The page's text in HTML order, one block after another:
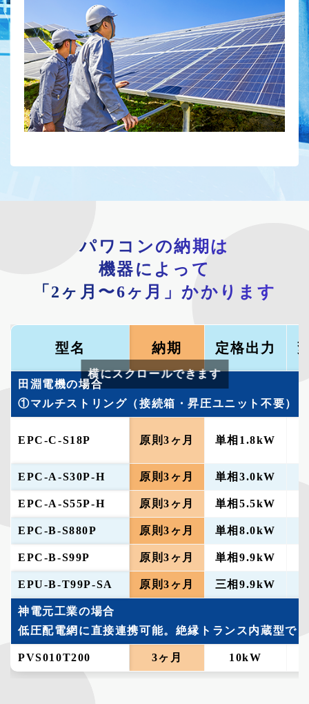
パワコンの納期は
機器によって
「2ヶ月〜6ヶ月」かかります
型名 納期 定格出力
田淵電機の場合
①マルチストリング（接続箱・昇圧ユニット不要）
EPC-C-S18P 原則3ヶ月 単相1.8kW
EPC-A-S30P-H 原則3ヶ月 単相3.0kW
EPC-A-S55P-H 原則3ヶ月 単相5.5kW
EPC-B-S880P 原則3ヶ月 単相8.0kW
EPC-B-S99P 原則3ヶ月 単相9.9kW
EPU-B-T99P-SA 原則3ヶ月 三相9.9kW
神電元工業の場合
低圧配電網に直接連携可能。絶縁トランス内蔵型で
PVS010T200 3ヶ月 10kW
横にスクロールできます